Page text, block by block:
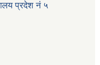
प्रदेश नं ५